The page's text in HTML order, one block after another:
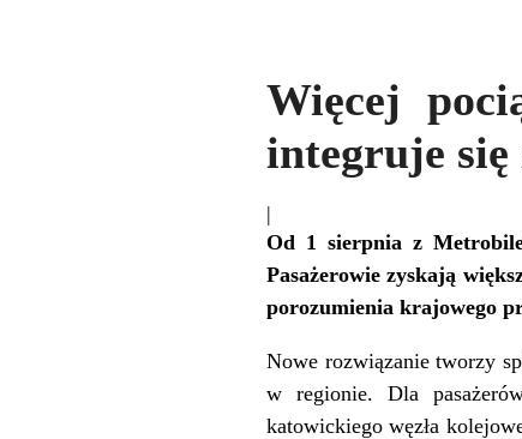
Więcej
integruje się
|
Od 1 sierpnia z
Pasażerowie zyskają
porozumienia krajowego
Nowe rozwiązanie tworzy
w regionie. Dla
katowickiego węzła